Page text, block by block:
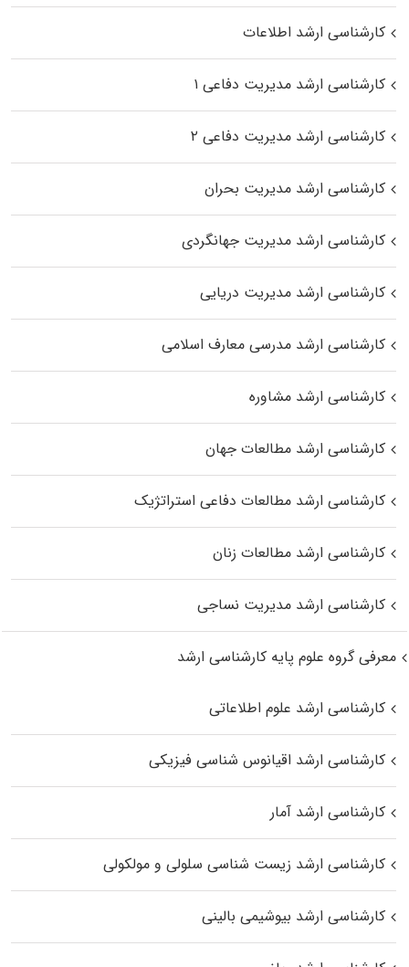
کارشناسی ارشد اطلاعات
کارشناسی ارشد مدیریت دفاعی ۱
کارشناسی ارشد مدیریت دفاعی ۲
کارشناسی ارشد مدیریت بحران
کارشناسی ارشد مدیریت جهانگردی
کارشناسی ارشد مدیریت دریایی
کارشناسی ارشد مدرسی معارف اسلامی
کارشناسی ارشد مشاوره
کارشناسی ارشد مطالعات جهان
کارشناسی ارشد مطالعات دفاعی استراتژیک
کارشناسی ارشد مطالعات زنان
کارشناسی ارشد مدیریت نساجی
معرفی گروه علوم پایه کارشناسی ارشد
کارشناسی ارشد علوم اطلاعاتی
کارشناسی ارشد اقیانوس‌ شناسی فیزیکی
کارشناسی ارشد آمار
کارشناسی ارشد زیست شناسی سلولی و مولکولی
کارشناسی ارشد بیوشیمی بالینی